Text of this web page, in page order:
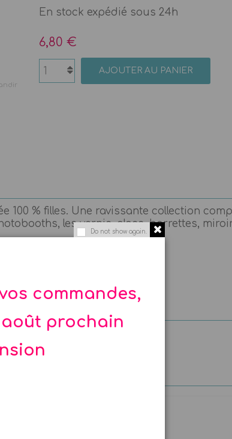
Do not show again.
commandes,
prochain
En stock expédié sous 24h
6,80 €
AJOUTER AU PANIER
% filles. Une ravissante collection
les vernis, gloss, barrettes,
Fée